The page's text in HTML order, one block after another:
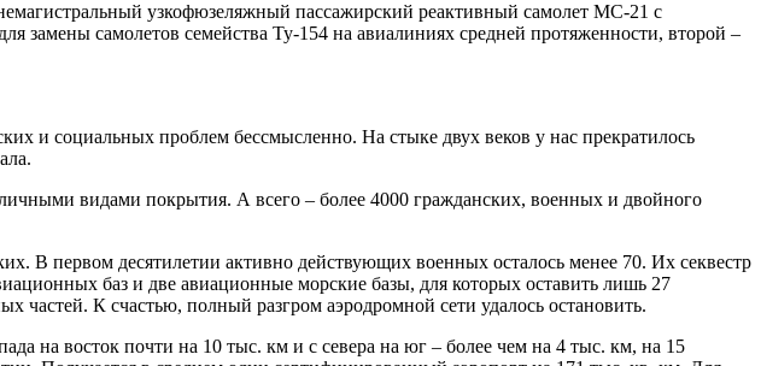
узкофюзеляжный пассажирский реактивный самолет МС-21 с
самолетов семейства Ту-154 на авиалиниях средней протяженности, второй –
и социальных проблем бессмысленно. На стыке двух веков у нас прекратилось
видами покрытия. А всего – более 4000 гражданских, военных и двойного
В первом десятилетии активно действующих военных осталось менее 70. Их секвестр
баз и две авиационные морские базы, для которых оставить лишь 27
К счастью, полный разгром аэродромной сети удалось остановить.
на восток почти на 10 тыс. км и с севера на юг – более чем на 4 тыс. км, на 15